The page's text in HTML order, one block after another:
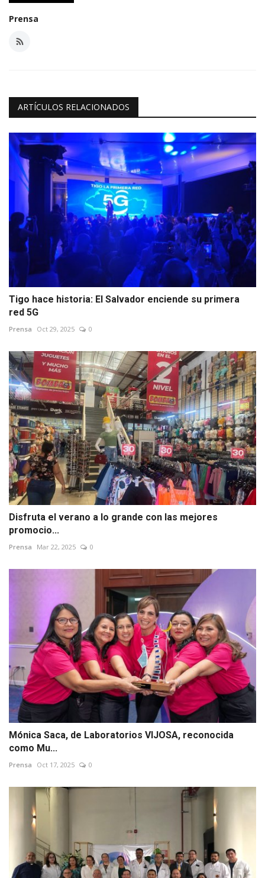
Prensa
ARTÍCULOS RELACIONADOS
Tigo hace historia: El Salvador enciende su primera
red 5G
Prensa Oct 29, 2025 0
Disfruta el verano a lo grande con las mejores
promocio...
Prensa Mar 22, 2025 0
Mónica Saca, de Laboratorios VIJOSA, reconocida
como Mu...
Prensa Oct 17, 2025 0